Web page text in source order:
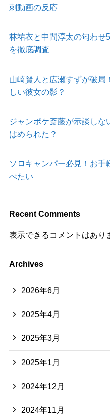
刺動画の反応
林祐衣と中間淳太の匂わせ
を徹底調査
山崎賢人と広瀬すずが破局
しい彼女の影？
ジャンポケ斎藤が示談しな
はめられた？
ソロキャンパー必見！お手
べたい
Recent Comments
表示できるコメントはあり
Archives
2026年6月
2025年4月
2025年3月
2025年1月
2024年12月
2024年11月